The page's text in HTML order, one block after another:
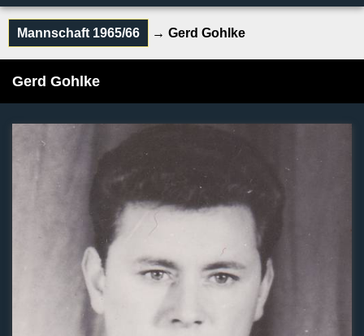
Mannschaft 1965/66 → Gerd Gohlke
Gerd Gohlke